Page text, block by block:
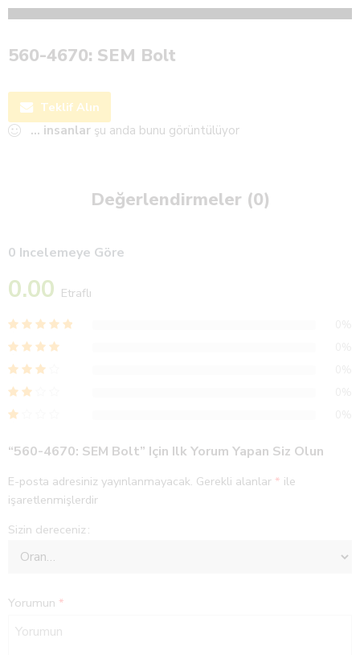
560-4670: SEM Bolt
Teklif Alın
... insanlar şu anda bunu görüntülüyor
Değerlendirmeler (0)
0 Incelemeye Göre
0.00 Etraflı
“560-4670: SEM Bolt” Için Ilk Yorum Yapan Siz Olun
E-posta adresiniz yayınlanmayacak. Gerekli alanlar * ile
işaretlenmişlerdir
Sizin dereceniz
Yorumun *